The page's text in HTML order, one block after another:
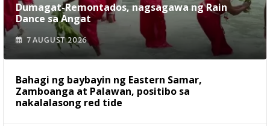
Dumagat-Remontados, nagsagawa ng Rain
Dance sa Angat
7 AUGUST 2026
Bahagi ng baybayin ng Eastern Samar,
Zamboanga at Palawan, positibo sa
nakalalasong red tide